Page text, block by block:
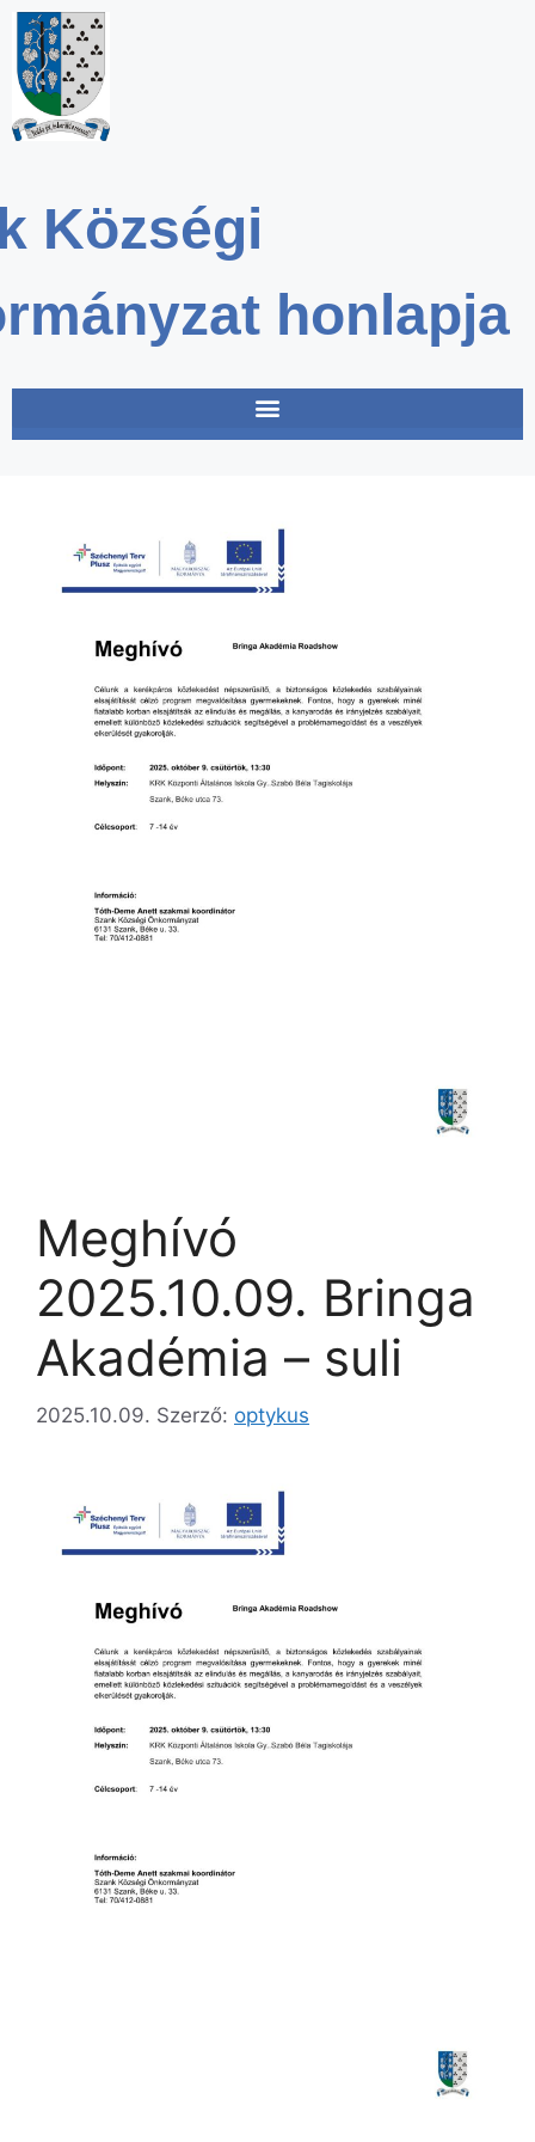
Községi
honlapja
Meghívó
2025.10.09. Bringa
Akadémia – suli
2025.10.09. Szerző: optykus